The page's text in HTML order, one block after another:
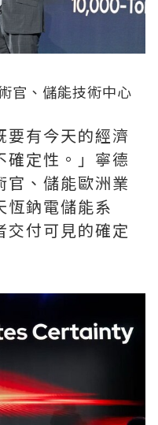
官、儲能技術中心
要有今天的經濟
確定性。」寧德
官、儲能歐洲業
恆鈉電儲能系
交付可見的確定